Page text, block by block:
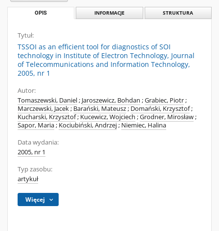
OPIS INFORMACJE STRUKTURA
Tytuł:
TSSOI as an efficient tool for diagnostics of SOI
technology in Institute of Electron Technology, Journal
of Telecommunications and Information Technology,
2005, nr 1
Autor:
Tomaszewski, Daniel; Jaroszewicz, Bohdan ;Grabiec, Piotr;
Marczewski, Jacek; Barański, Mateusz; Domański, Krzysztof;
Kucharski, Krzysztof; Kucewicz, Wojciech ;Grodner, Mirosław;
Sapor, Maria; Kociubiński, Andrzej; Niemiec, Halina
Data wydania:
2005, nr 1
Typ zasobu:
artykuł
Więcej